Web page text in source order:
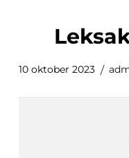
10 oktober 2023